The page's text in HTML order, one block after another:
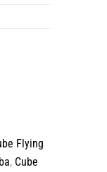
Flying
, Cube